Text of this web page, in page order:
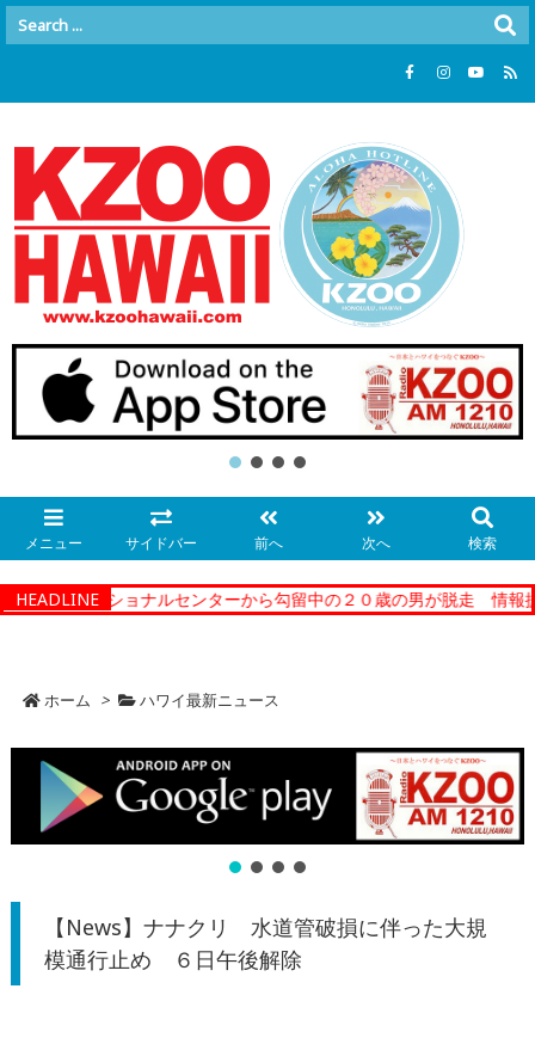
メニュー サイドバー 前へ 次へ 検索
HEADLINE
ーコレクショナルセンターから勾留中の２０歳の男が脱走 情報提
ホーム > ハワイ最新ニュース
【News】ナナクリ 水道管破損に伴った大規
模通行止め ６日午後解除